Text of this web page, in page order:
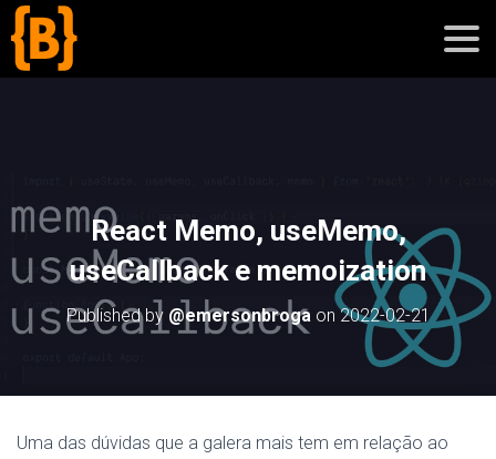
sobre
cursos
React Memo, useMemo,
useCallback e memoization
Published by @emersonbrogaon2022-02-21
Uma das dúvidas que a galera mais tem em relação ao